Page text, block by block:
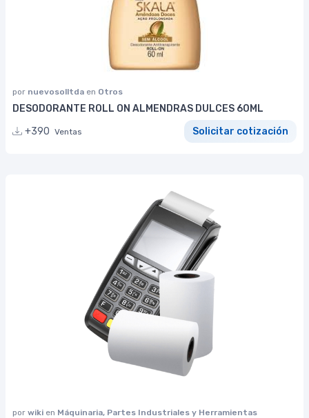
por nuevosolltda en Otros
DESODORANTE ROLL ON ALMENDRAS DULCES 60ML
+390 Ventas Solicitar cotización
por wiki en Máquinaria, Partes Industriales y Herramientas